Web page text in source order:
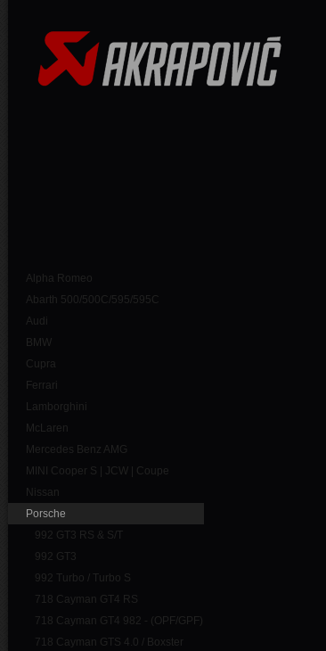
Alpha Romeo
Abarth 500/500C/595/595C
Audi
BMW
Cupra
Ferrari
Lamborghini
McLaren
Mercedes Benz AMG
MINI Cooper S | JCW | Coupe
Nissan
Porsche
992 GT3 RS & S/T
992 GT3
992 Turbo / Turbo S
718 Cayman GT4 RS
718 Cayman GT4 982 - (OPF/GPF)
718 Cayman GTS 4.0 / Boxster